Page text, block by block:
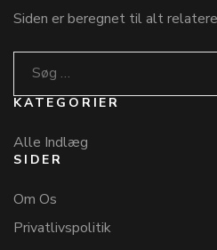
Siden er beregnet til alt
Søg
efter:
KATEGORIER
Alle Indlæg
SIDER
Om Os
Privatlivspolitik